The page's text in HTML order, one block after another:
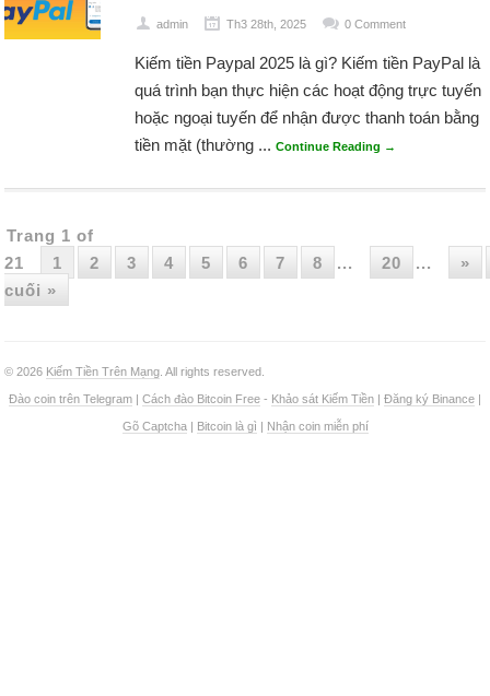
admin Th3 28th, 2025 0 Comment
Kiếm tiền Paypal 2025 là gì? Kiếm tiền PayPal là
quá trình bạn thực hiện các hoạt động trực tuyến
hoặc ngoại tuyến để nhận được thanh toán bằng
tiền mặt (thường ... Continue Reading →
Trang 1 of
21
1 2 3 4 5 6 7 8 ... 20 ...
»
cuối »
© 2026 Kiếm Tiền Trên Mạng . All rights reserved.
Đào coin trên Telegram | Cách đào Bitcoin Free - Khảo sát Kiếm Tiền | Đăng ký Binance |
Gõ Captcha| Bitcoin là gì | Nhận coin miễn phí